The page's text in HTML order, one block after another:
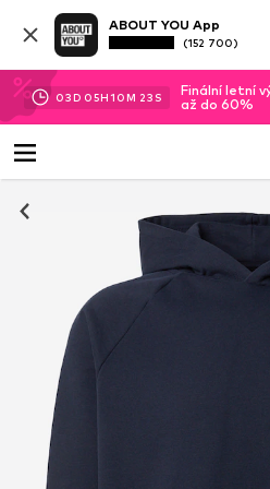
ABOUT YOU App
(152 700)
03D 05H10M 22 S
Finální letní
až do 60%